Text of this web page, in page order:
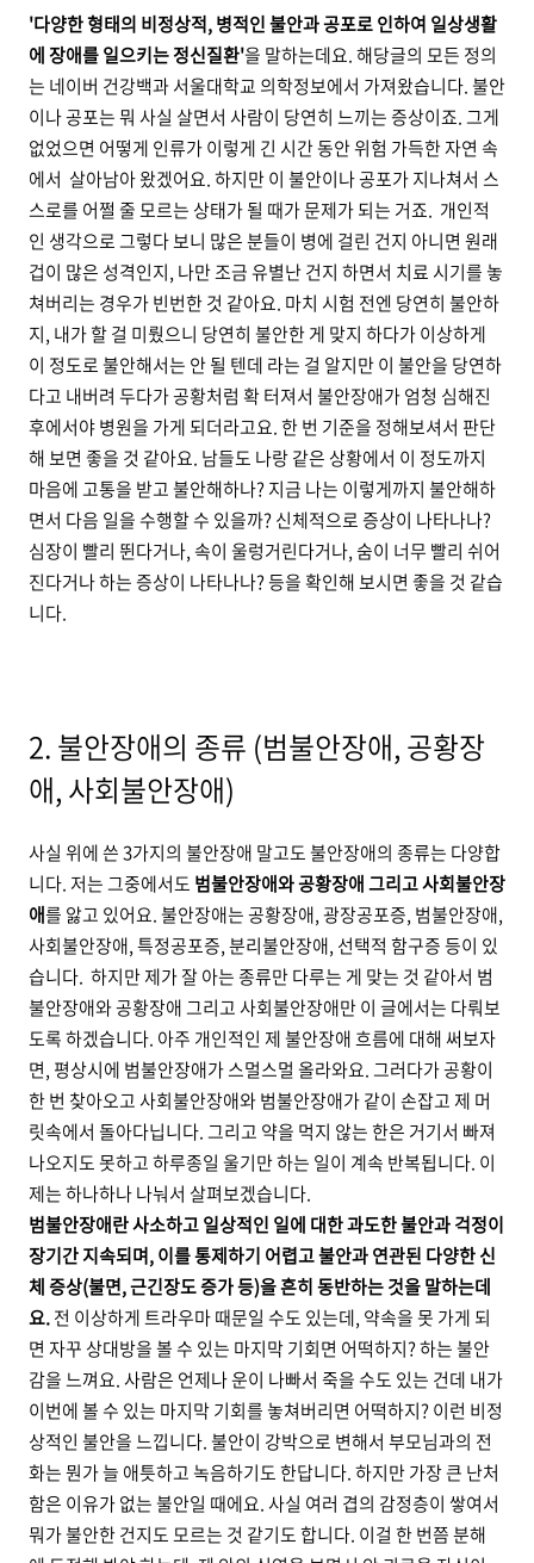
'다양한 형태의 비정상적, 병적인 불안과 공포로 인하여 일상생활
에 장애를 일으키는 정신질환'을 말하는데요. 해당글의 모든 정의
는 네이버 건강백과 서울대학교 의학정보에서 가져왔습니다. 불안
이나 공포는 뭐 사실 살면서 사람이 당연히 느끼는 증상이죠. 그게
없었으면 어떻게 인류가 이렇게 긴 시간 동안 위험 가득한 자연 속
에서 살아남아 왔겠어요. 하지만 이 불안이나 공포가 지나쳐서 스
스로를 어쩔 줄 모르는 상태가 될 때가 문제가 되는 거죠. 개인적
인 생각으로 그렇다 보니 많은 분들이 병에 걸린 건지 아니면 원래
겁이 많은 성격인지, 나만 조금 유별난 건지 하면서 치료 시기를 놓
쳐버리는 경우가 빈번한 것 같아요. 마치 시험 전엔 당연히 불안하
지, 내가 할 걸 미뤘으니 당연히 불안한 게 맞지 하다가 이상하게
이 정도로 불안해서는 안 될 텐데 라는 걸 알지만 이 불안을 당연하
다고 내버려 두다가 공황처럼 확 터져서 불안장애가 엄청 심해진
후에서야 병원을 가게 되더라고요. 한 번 기준을 정해보셔서 판단
해 보면 좋을 것 같아요. 남들도 나랑 같은 상황에서 이 정도까지
마음에 고통을 받고 불안해하나? 지금 나는 이렇게까지 불안해하
면서 다음 일을 수행할 수 있을까? 신체적으로 증상이 나타나나?
심장이 빨리 뛴다거나, 속이 울렁거린다거나, 숨이 너무 빨리 쉬어
진다거나 하는 증상이 나타나나? 등을 확인해 보시면 좋을 것 같습
니다.
2. 불안장애의 종류 (범불안장애, 공황장
애, 사회불안장애)
사실 위에 쓴 3가지의 불안장애 말고도 불안장애의 종류는 다양합
니다. 저는 그중에서도 범불안장애와 공황장애 그리고 사회불안장
애를 앓고 있어요.불안장애는 공황장애, 광장공포증, 범불안장애,
사회불안장애, 특정공포증, 분리불안장애, 선택적 함구증 등이 있
습니다. 하지만 제가 잘 아는 종류만 다루는 게 맞는 것 같아서 범
불안장애와 공황장애 그리고 사회불안장애만 이 글에서는 다뤄보
도록 하겠습니다. 아주 개인적인 제 불안장애 흐름에 대해 써보자
면, 평상시에 범불안장애가 스멀스멀 올라와요. 그러다가 공황이
한 번 찾아오고 사회불안장애와 범불안장애가 같이 손잡고 제 머
릿속에서 돌아다닙니다. 그리고 약을 먹지 않는 한은 거기서 빠져
나오지도 못하고 하루종일 울기만 하는 일이 계속 반복됩니다. 이
제는 하나하나 나눠서 살펴보겠습니다.
범불안장애란 사소하고 일상적인 일에 대한 과도한 불안과 걱정이
장기간 지속되며, 이를 통제하기 어렵고 불안과 연관된 다양한 신
체 증상(불면, 근긴장도 증가 등)을 흔히 동반하는 것을 말하는데
요.전 이상하게 트라우마 때문일 수도 있는데, 약속을 못 가게 되
면 자꾸 상대방을 볼 수 있는 마지막 기회면 어떡하지? 하는 불안
감을 느껴요. 사람은 언제나 운이 나빠서 죽을 수도 있는 건데 내가
이번에 볼 수 있는 마지막 기회를 놓쳐버리면 어떡하지? 이런 비정
상적인 불안을 느낍니다. 불안이 강박으로 변해서 부모님과의 전
화는 뭔가 늘 애틋하고 녹음하기도 한답니다. 하지만 가장 큰 난처
함은 이유가 없는 불안일 때에요. 사실 여러 겹의 감정층이 쌓여서
뭐가 불안한 건지도 모르는 것 같기도 합니다. 이걸 한 번쯤 분해